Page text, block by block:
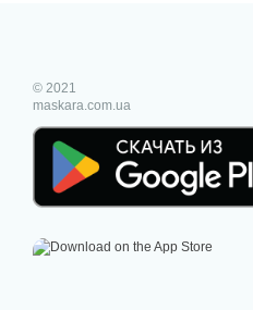
© 2021
maskara.com.ua